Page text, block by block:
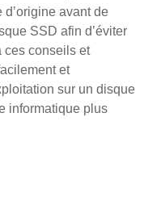
d’origine avant de
SSD afin d’éviter
ces conseils et
et
sur un disque
informatique plus